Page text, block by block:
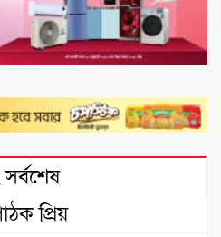
সর্বশেষ
প্রিয়